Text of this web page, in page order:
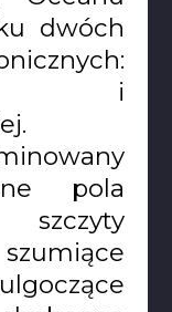
dwóch
i
pola